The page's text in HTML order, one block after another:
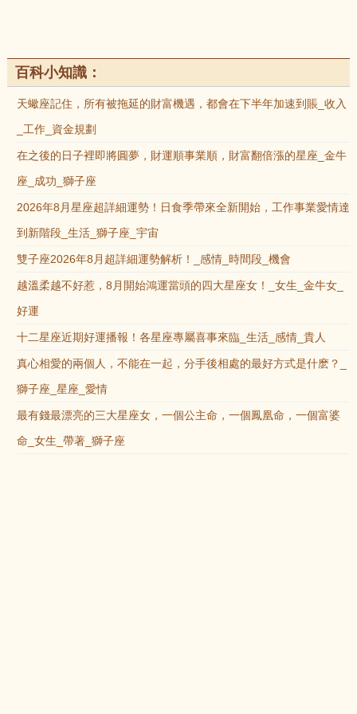
百科小知識：
天蠍座記住，所有被拖延的財富機遇，都會在下半年加速到賬_收入
_工作_資金規劃
在之後的日子裡即將圓夢，財運順事業順，財富翻倍漲的星座_金牛
座_成功_獅子座
2026年8月星座超詳細運勢！日食季帶來全新開始，工作事業愛情達
到新階段_生活_獅子座_宇宙
雙子座2026年8月超詳細運勢解析！_感情_時間段_機會
越溫柔越不好惹，8月開始鴻運當頭的四大星座女！_女生_金牛女_
好運
十二星座近期好運播報！各星座專屬喜事來臨_生活_感情_貴人
真心相愛的兩個人，不能在一起，分手後相處的最好方式是什麽？_
獅子座_星座_愛情
最有錢最漂亮的三大星座女，一個公主命，一個鳳凰命，一個富婆
命_女生_帶著_獅子座